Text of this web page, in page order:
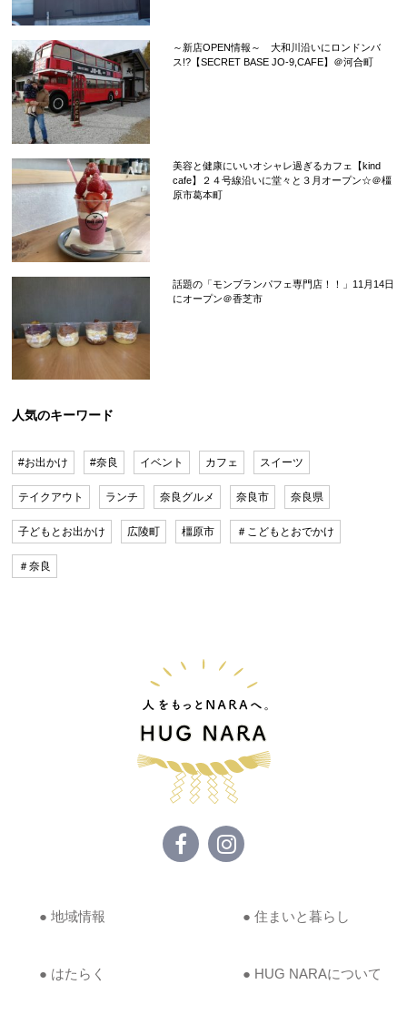
～新店OPEN情報～ 大和川沿いにロンドンバ
ス!?【SECRET BASE JO-9,CAFE】＠河合町
美容と健康にいいオシャレ過ぎるカフェ【kind
cafe】２４号線沿いに堂々と３月オープン☆＠橿
原市葛本町
話題の「モンブランパフェ専門店！！」11月14日
にオープン＠香芝市
人気のキーワード
#お出かけ #奈良 イベント カフェ スイーツ
テイクアウト ランチ 奈良グルメ 奈良市 奈良県
子どもとお出かけ 広陵町 橿原市 ＃こどもとおでかけ
＃奈良
● 地域情報 ● 住まいと暮らし
● はたらく ● HUG NARAについて